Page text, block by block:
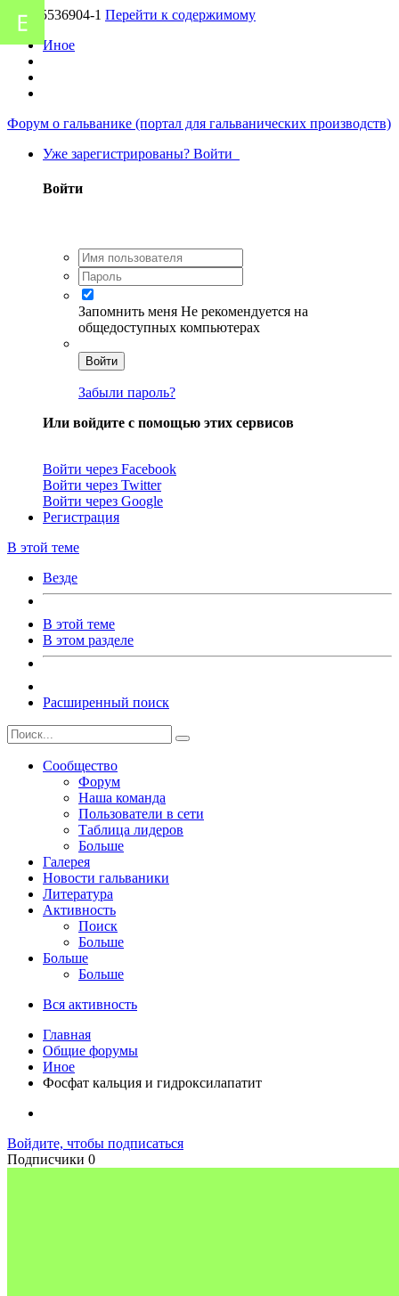
UA-55536904-1 Перейти к содержимому
Иное
Форум о гальванике (портал для гальванических производств)
Уже зарегистрированы? Войти
Войти
Запомнить меня Не рекомендуется на
общедоступных компьютерах
Войти
Забыли пароль?
Или войдите с помощью этих сервисов
Войти через Facebook
Войти через Twitter
Войти через Google
Регистрация
В этой теме
Везде
В этой теме
В этом разделе
Расширенный поиск
Сообщество
Форум
Наша команда
Пользователи в сети
Таблица лидеров
Больше
Галерея
Новости гальваники
Литература
Активность
Поиск
Больше
Больше
Больше
Вся активность
Главная
Общие форумы
Иное
Фосфат кальция и гидроксилапатит
Войдите, чтобы подписаться
Подписчики 0